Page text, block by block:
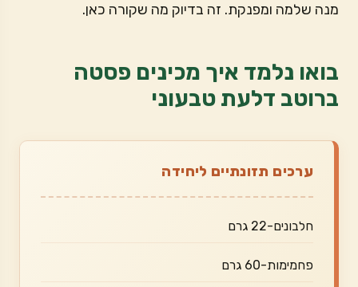
מנה שלמה ומפנקת. זה בדיוק מה שקורה כאן.
בואו נלמד איך מכינים פסטה
ברוטב דלעת טבעוני
ערכים תזונתיים ליחידה
חלבונים-22 גרם
פחמימות-60 גרם